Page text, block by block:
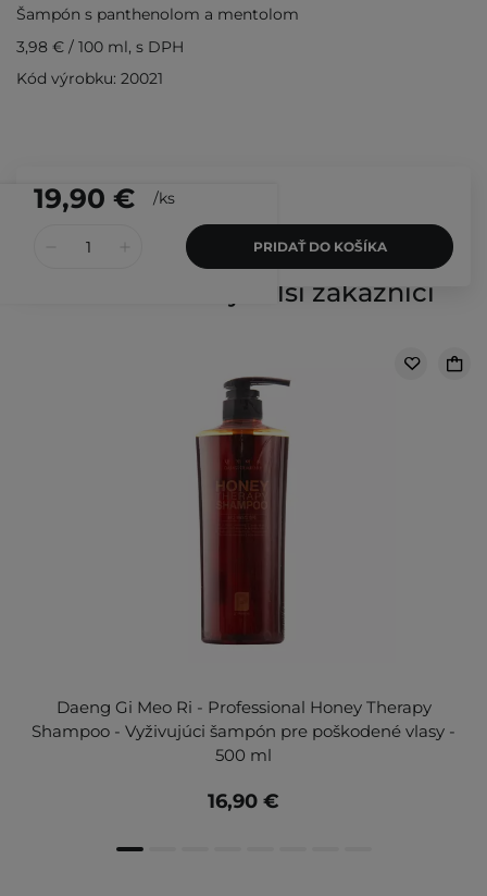
19,90 € /ks
PRIDAŤ DO KOŠÍKA
Šampón s panthenolom a mentolom
3,98 € / 100 ml, s DPH
Kód výrobku: 20021
Kontrolovali aj ďalší zákazníci
Daeng Gi Meo Ri - Professional Honey Therapy
Shampoo - Vyživujúci šampón pre poškodené vlasy -
500 ml
16,90 €